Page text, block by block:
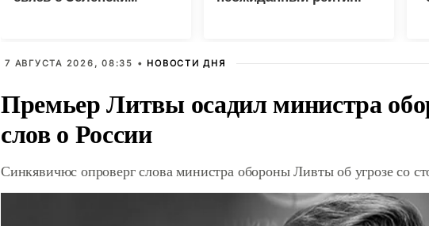
7 АВГУСТА 2026, 08:35 • НОВОСТИ ДНЯ
Премьер Литвы осадил министра
слов о России
Синкявичюс опроверг слова министра обороны Ливты об угрозе со